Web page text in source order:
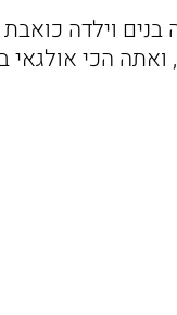
וילדה כואבת
ואתה הכי